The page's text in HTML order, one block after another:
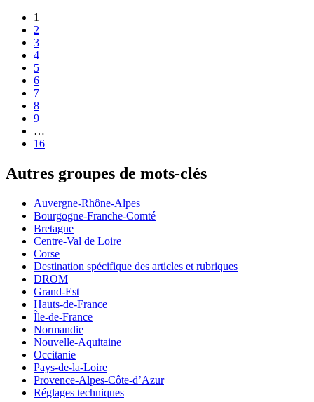
1
2
3
4
5
6
7
8
9
…
16
Autres groupes de mots-clés
Auvergne-Rhône-Alpes
Bourgogne-Franche-Comté
Bretagne
Centre-Val de Loire
Corse
Destination spécifique des articles et rubriques
DROM
Grand-Est
Hauts-de-France
Île-de-France
Normandie
Nouvelle-Aquitaine
Occitanie
Pays-de-la-Loire
Provence-Alpes-Côte-d’Azur
Réglages techniques